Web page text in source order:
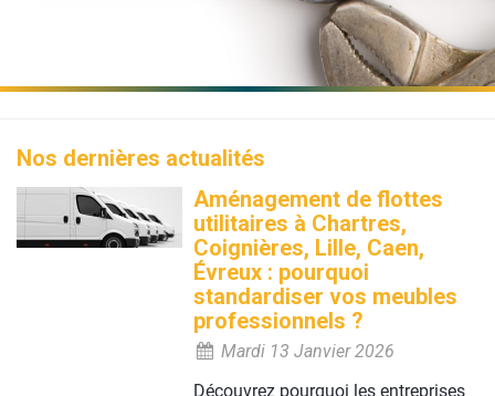
Nos dernières actualités
Aménagement de flottes
utilitaires à Chartres,
Coignières, Lille, Caen,
Évreux : pourquoi
standardiser vos meubles
professionnels ?
Mardi 13 Janvier 2026
Découvrez pourquoi les entreprises